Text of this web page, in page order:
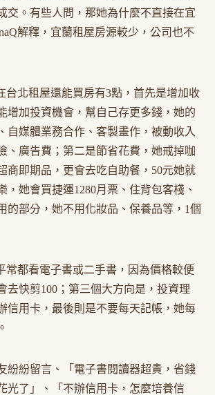
交。有些人問，那她為什麼不直接在宜
解釋，宜蘭租屋房源較少，公司也不
台北租屋還能買房有3點，首先是增加收
增加投資機會，幫自己存更多錢，她的
自媒體業務合作、客製畫作，被動收入
、廣告費；第二是節省花費，她戒掉咖
商即期品，更會去吃自助餐，50元她就
，她會買捷運1280月票、住背包客棧、
的部分，她不用化妝品、保養品等，1個
常都看電子書或二手書，因為價格較便
去快剪100；第三個大方向是，投資理
信用卡，最後則是不要每天記帳，她每
紛紛留言、「電子書閱讀器超貴，省錢
光了」、「不辦信用卡，怎麼培養信